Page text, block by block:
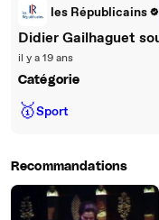
les Républicains
Didier Gailhaguet
il y a 19 ans
Catégorie
🥇Sport
Recommandations